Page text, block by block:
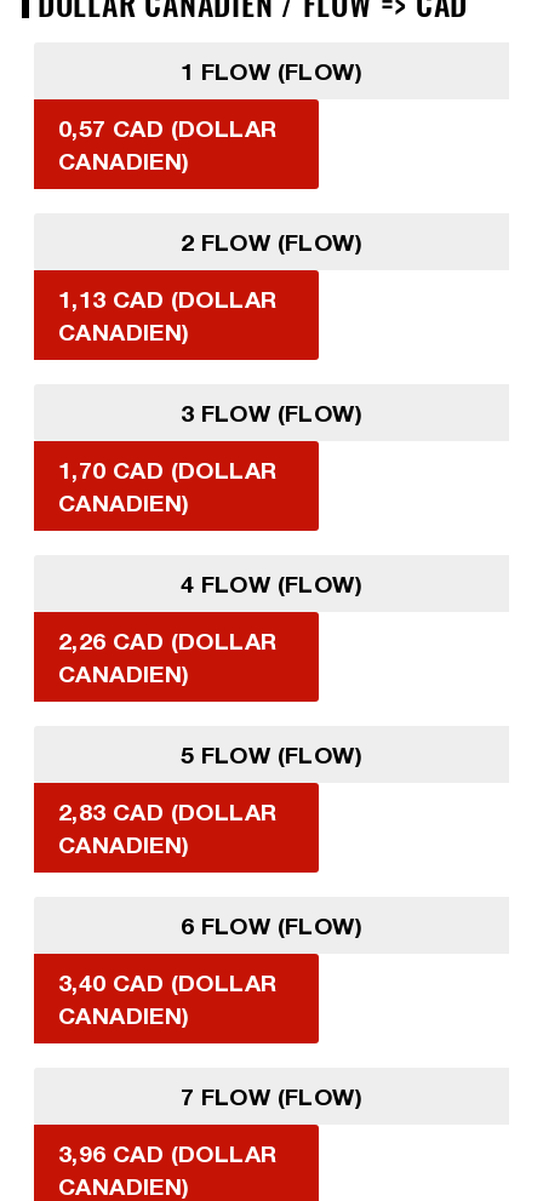
1 FLOW (FLOW)
0,57 CAD (DOLLAR
CANADIEN)
2 FLOW (FLOW)
1,13 CAD (DOLLAR
CANADIEN)
3 FLOW (FLOW)
1,70 CAD (DOLLAR
CANADIEN)
4 FLOW (FLOW)
2,26 CAD (DOLLAR
CANADIEN)
5 FLOW (FLOW)
2,83 CAD (DOLLAR
CANADIEN)
6 FLOW (FLOW)
3,40 CAD (DOLLAR
CANADIEN)
7 FLOW (FLOW)
3,96 CAD (DOLLAR
CANADIEN)